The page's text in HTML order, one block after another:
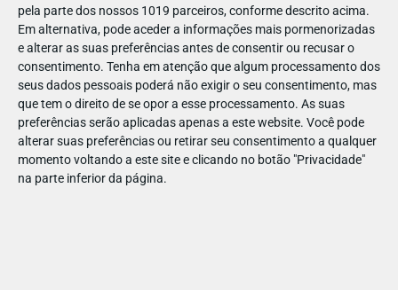
pela parte dos nossos 1019 parceiros, conforme descrito acima.
Em alternativa, pode aceder a informações mais pormenorizadas
e alterar as suas preferências antes de consentir ou recusar o
consentimento. Tenha em atenção que algum processamento dos
seus dados pessoais poderá não exigir o seu consentimento, mas
que tem o direito de se opor a esse processamento. As suas
preferências serão aplicadas apenas a este website. Você pode
alterar suas preferências ou retirar seu consentimento a qualquer
momento voltando a este site e clicando no botão "Privacidade"
na parte inferior da página.
20755271405638